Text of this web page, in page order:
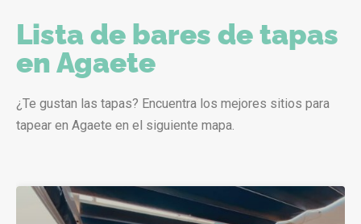
Lista de bares de tapas
en Agaete
¿Te gustan las tapas? Encuentra los mejores sitios para
tapear en Agaete en el siguiente mapa.